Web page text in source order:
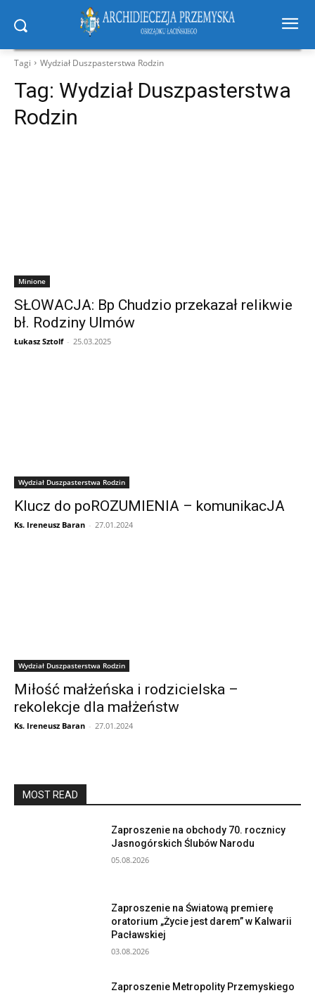
Tagi Wydział Duszpasterstwa Rodzin
Tag: Wydział Duszpasterstwa
Rodzin
Minione
SŁOWACJA: Bp Chudzio przekazał relikwie
bł. Rodziny Ulmów
Łukasz Sztolf - 25.03.2025
Wydział Duszpasterstwa Rodzin
Klucz do poROZUMIENIA – komunikacJA
Ks. Ireneusz Baran - 27.01.2024
Wydział Duszpasterstwa Rodzin
Miłość małżeńska i rodzicielska –
rekolekcje dla małżeństw
Ks. Ireneusz Baran - 27.01.2024
MOST READ
Zaproszenie na obchody 70. rocznicy
Jasnogórskich Ślubów Narodu
05.08.2026
Zaproszenie na Światową premierę
oratorium „Życie jest darem” w Kalwarii
Pacławskiej
03.08.2026
Zaproszenie Metropolity Przemyskiego